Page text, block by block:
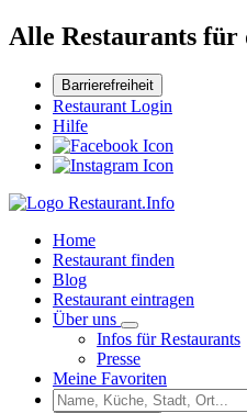
Alle Restaurants für
Barrierefreiheit
Restaurant Login
Hilfe
Home
Restaurant finden
Blog
Restaurant eintragen
Über uns
Infos für Restaurants
Presse
Meine Favoriten